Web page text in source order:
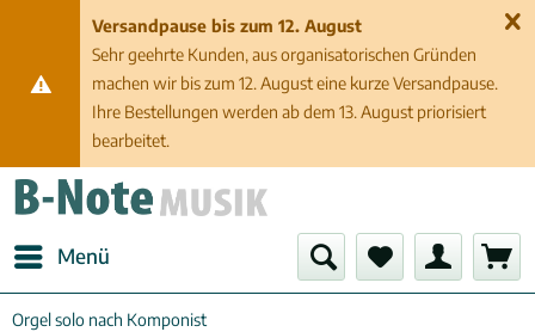
Versandpause bis zum 12. August
Sehr geehrte Kunden, aus organisatorischen Gründen
machen wir bis zum 12. August eine kurze Versandpause.
Ihre Bestellungen werden ab dem 13. August priorisiert
bearbeitet.
Menü
Orgel solo nach Komponist